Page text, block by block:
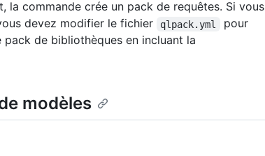
la commande crée un pack de requêtes. Si vous
devez modifier le fichier
qlpack.yml
pour
de bibliothèques en incluant la
modèles